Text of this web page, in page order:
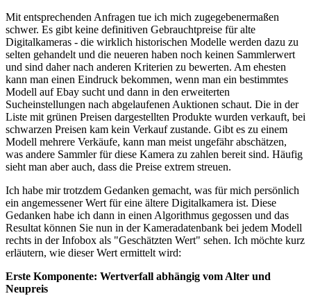
Mit entsprechenden Anfragen tue ich mich zugegebenermaßen
schwer. Es gibt keine definitiven Gebrauchtpreise für alte
Digitalkameras - die wirklich historischen Modelle werden dazu zu
selten gehandelt und die neueren haben noch keinen Sammlerwert
und sind daher nach anderen Kriterien zu bewerten. Am ehesten
kann man einen Eindruck bekommen, wenn man ein bestimmtes
Modell auf Ebay sucht und dann in den erweiterten
Sucheinstellungen nach abgelaufenen Auktionen schaut. Die in der
Liste mit grünen Preisen dargestellten Produkte wurden verkauft, bei
schwarzen Preisen kam kein Verkauf zustande. Gibt es zu einem
Modell mehrere Verkäufe, kann man meist ungefähr abschätzen,
was andere Sammler für diese Kamera zu zahlen bereit sind. Häufig
sieht man aber auch, dass die Preise extrem streuen.
Ich habe mir trotzdem Gedanken gemacht, was für mich persönlich
ein angemessener Wert für eine ältere Digitalkamera ist. Diese
Gedanken habe ich dann in einen Algorithmus gegossen und das
Resultat können Sie nun in der Kameradatenbank bei jedem Modell
rechts in der Infobox als "Geschätzten Wert" sehen. Ich möchte kurz
erläutern, wie dieser Wert ermittelt wird:
Erste Komponente: Wertverfall abhängig vom Alter und
Neupreis